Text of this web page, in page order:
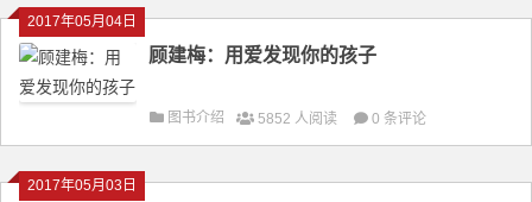
2017年05月04日
顾建梅：用爱发现你的孩子
图书介绍 5852 人阅读 0 条评论
2017年05月03日